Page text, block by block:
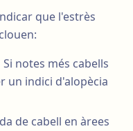
que l'estrès
Si notes més cabells
un indici d'alopècia
de cabell en àrees